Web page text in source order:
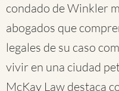
condado de Winkler
abogados que
legales de su caso
vivir en una ciudad
McKay Law destaca